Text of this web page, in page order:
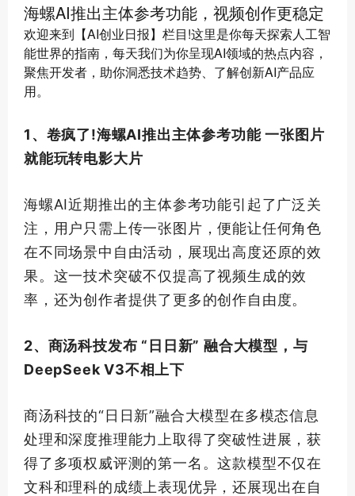
海螺AI推出主体参考功能，视频创作更稳定
欢迎来到【AI创业日报】栏目!这里是你每天探索人工智
能世界的指南，每天我们为你呈现AI领域的热点内容，
聚焦开发者，助你洞悉技术趋势、了解创新AI产品应
用。
1、卷疯了!海螺AI推出主体参考功能 一张图片
就能玩转电影大片
海螺AI近期推出的主体参考功能引起了广泛关
注，用户只需上传一张图片，便能让任何角色
在不同场景中自由活动，展现出高度还原的效
果。这一技术突破不仅提高了视频生成的效
率，还为创作者提供了更多的创作自由度。
2、商汤科技发布 “日日新” 融合大模型，与
DeepSeek V3不相上下
商汤科技的“日日新”融合大模型在多模态信息
处理和深度推理能力上取得了突破性进展，获
得了多项权威评测的第一名。这款模型不仅在
文科和理科的成绩上表现优异，还展现出在自